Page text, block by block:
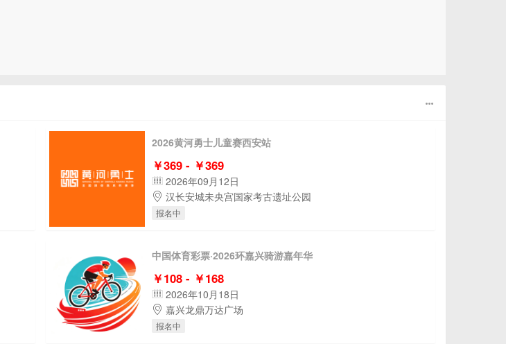

2026黄河勇士儿童赛西安站
￥369 - ￥369
2026年09月12日
汉长安城未央宫国家考古遗址公园
报名中
中国体育彩票·2026环嘉兴骑游嘉年华
￥108 - ￥168
2026年10月18日
嘉兴龙鼎万达广场
报名中